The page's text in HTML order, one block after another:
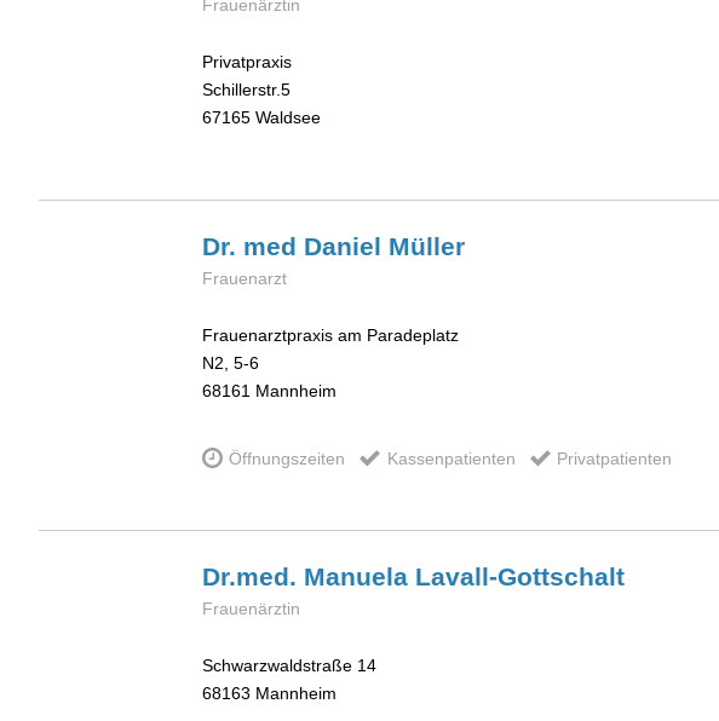
Frauenärztin
Privatpraxis
Schillerstr.5
67165 Waldsee
Dr. med Daniel Müller
Frauenarzt
Frauenarztpraxis am Paradeplatz
N2, 5-6
68161 Mannheim
Öffnungszeiten Kassenpatienten Privatpatienten
Dr.med. Manuela Lavall-Gottschalt
Frauenärztin
Schwarzwaldstraße 14
68163 Mannheim